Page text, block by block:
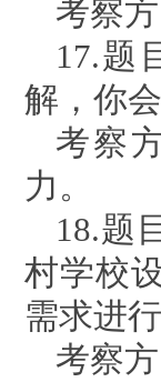
考察
17.题
解，你
考察
力。
18.题
村学校
需求进
考察